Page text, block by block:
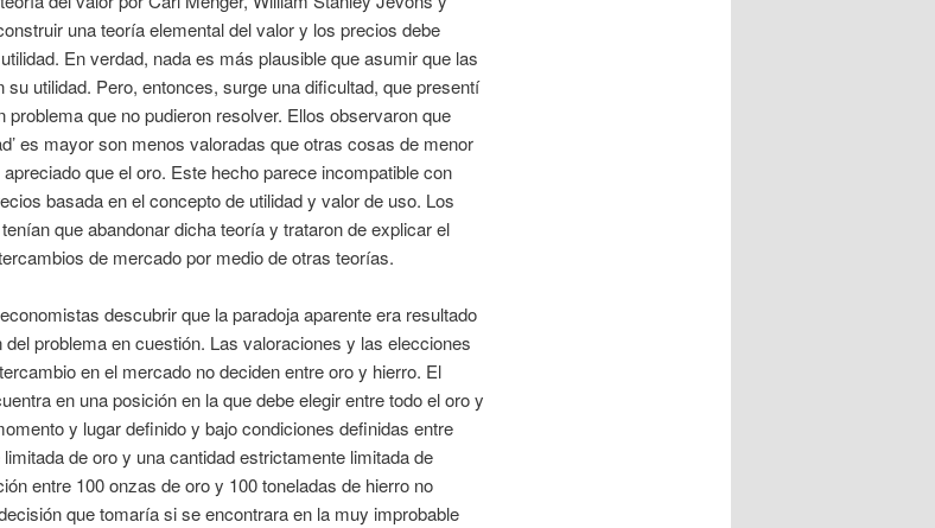
una teoría elemental del valor y los precios debe
En verdad, nada es más plausible que asumir que las
utilidad. Pero, entonces, surge una dificultad, que presentí
que no pudieron resolver. Ellos observaron que
es mayor son menos valoradas que otras cosas de menor
que el oro. Este hecho parece incompatible con
basada en el concepto de utilidad y valor de uso. Los
que abandonar dicha teoría y trataron de explicar el
de mercado por medio de otras teorías.
descubrir que la paradoja aparente era resultado
problema en cuestión. Las valoraciones y las elecciones
en el mercado no deciden entre oro y hierro. El
en una posición en la que debe elegir entre todo el oro y
y lugar definido y bajo condiciones definidas entre
de oro y una cantidad estrictamente limitada de
entre 100 onzas de oro y 100 toneladas de hierro no
que tomaría si se encontrara en la muy improbable